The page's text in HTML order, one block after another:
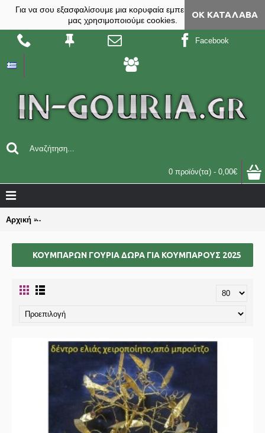
Για να σου εξασφαλίσουμε μια κορυφαία εμπειρία, στο site
μας χρησιμοποιούμε cookies.
ΟΚ ΚΑΤΆΛΑΒΑ
Facebook
0 προϊόν(τα) - 0,00€
Αρχική ΓΟΥΡΙΑ-ΔΩΡΑ ΓΙΑ ΕΚΔΗΛΩΣΕΙΣ ΣΥΛΛΟΓΟΥΣ -
ΚΟΥΜΠΑΡΩΝ ΓΟΎΡΙΑ ΔΏΡΑ ΓΙΑ ΚΟΥΜΠΑΡΟΥΣ 2025